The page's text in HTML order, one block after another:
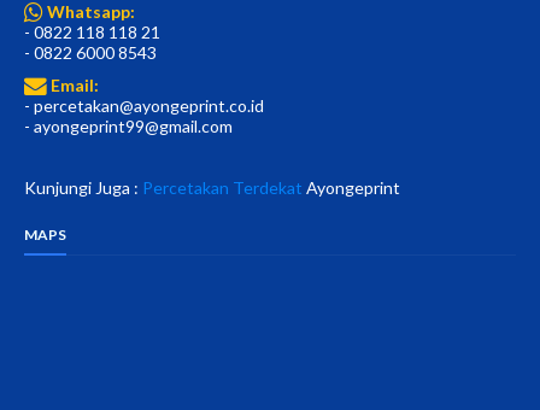
Whatsapp:
- 0822 118 118 21
- 0822 6000 8543
Email:
- percetakan@ayongeprint.co.id
- ayongeprint99@gmail.com
Kunjungi Juga : Percetakan Terdekat Ayongeprint
MAPS